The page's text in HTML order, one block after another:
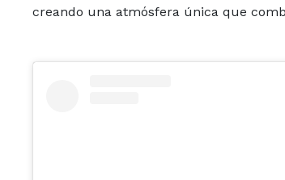
creando una atmósfera única que